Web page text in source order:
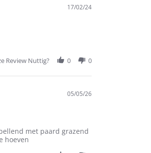
17/02/24
Review Nuttig? 0 0
05/05/26
met paard grazend
hoeven